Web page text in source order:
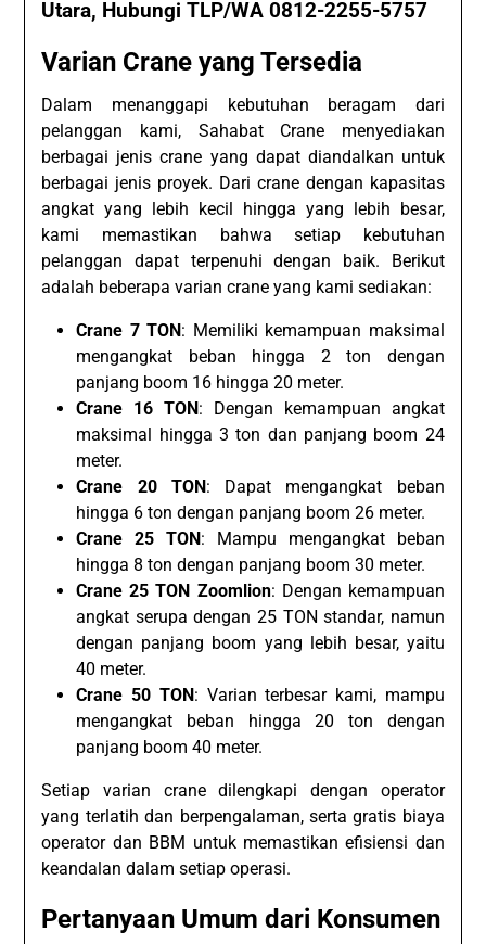
Utara, Hubungi TLP/WA 0812-2255-5757
Varian Crane yang Tersedia
Dalam menanggapi kebutuhan beragam dari
pelanggan kami, Sahabat Crane menyediakan
berbagai jenis crane yang dapat diandalkan untuk
berbagai jenis proyek. Dari crane dengan kapasitas
angkat yang lebih kecil hingga yang lebih besar,
kami memastikan bahwa setiap kebutuhan
pelanggan dapat terpenuhi dengan baik. Berikut
adalah beberapa varian crane yang kami sediakan:
Crane 7 TON : Memiliki kemampuan maksimal
mengangkat beban hingga 2 ton dengan
panjang boom 16 hingga 20 meter.
Crane 16 TON : Dengan kemampuan angkat
maksimal hingga 3 ton dan panjang boom 24
meter.
Crane 20 TON : Dapat mengangkat beban
hingga 6 ton dengan panjang boom 26 meter.
Crane 25 TON : Mampu mengangkat beban
hingga 8 ton dengan panjang boom 30 meter.
Crane 25 TON Zoomlion: Dengan kemampuan
angkat serupa dengan 25 TON standar, namun
dengan panjang boom yang lebih besar, yaitu
40 meter.
Crane 50 TON : Varian terbesar kami, mampu
mengangkat beban hingga 20 ton dengan
panjang boom 40 meter.
Setiap varian crane dilengkapi dengan operator
yang terlatih dan berpengalaman, serta gratis biaya
operator dan BBM untuk memastikan efisiensi dan
keandalan dalam setiap operasi.
Pertanyaan Umum dari Konsumen